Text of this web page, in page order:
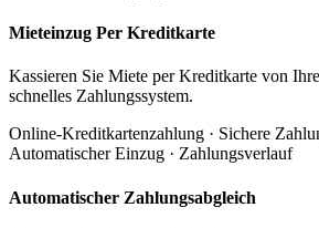
Mieteinzug Per Kreditkarte
Kassieren Sie Miete per Kreditkarte von
schnelles Zahlungssystem.
Online-Kreditkartenzahlung · Sichere
Automatischer Einzug · Zahlungsverlauf
Automatischer Zahlungsabgleich